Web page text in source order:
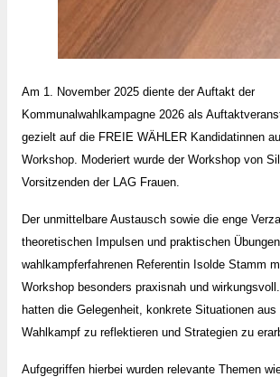
Am 1. November 2025 diente der Auftakt der
Kommunalwahlkampagne 2026 als
gezielt auf die FREIE WÄHLER Kandidatinnen
Workshop.
Moderiert wurde der Workshop von
Vorsitzenden der LAG Frauen.
Der unmittelbare Austausch sowie die enge
theoretischen Impulsen und praktischen
wahlkampferfahrenen Referentin Isolde Stamm
Workshop besonders praxisnah und
hatten die Gelegenheit, konkrete Situationen aus
Wahlkampf zu reflektieren und Strategien zu
Aufgegriffen hierbei wurden relevante Themen